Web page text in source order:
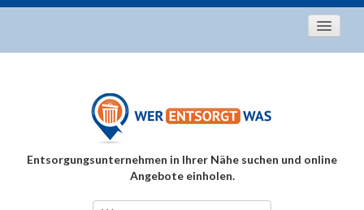
Entsorgungstipps
Über uns
Entsorgungsunternehmen in Ihrer Nähe suchen und online
Angebote einholen.